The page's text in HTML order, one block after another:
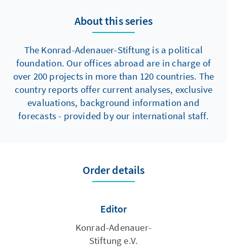
About this series
The Konrad-Adenauer-Stiftung is a political
foundation. Our offices abroad are in charge of
over 200 projects in more than 120 countries. The
country reports offer current analyses, exclusive
evaluations, background information and
forecasts - provided by our international staff.
Order details
Editor
Konrad-Adenauer-
Stiftung e.V.